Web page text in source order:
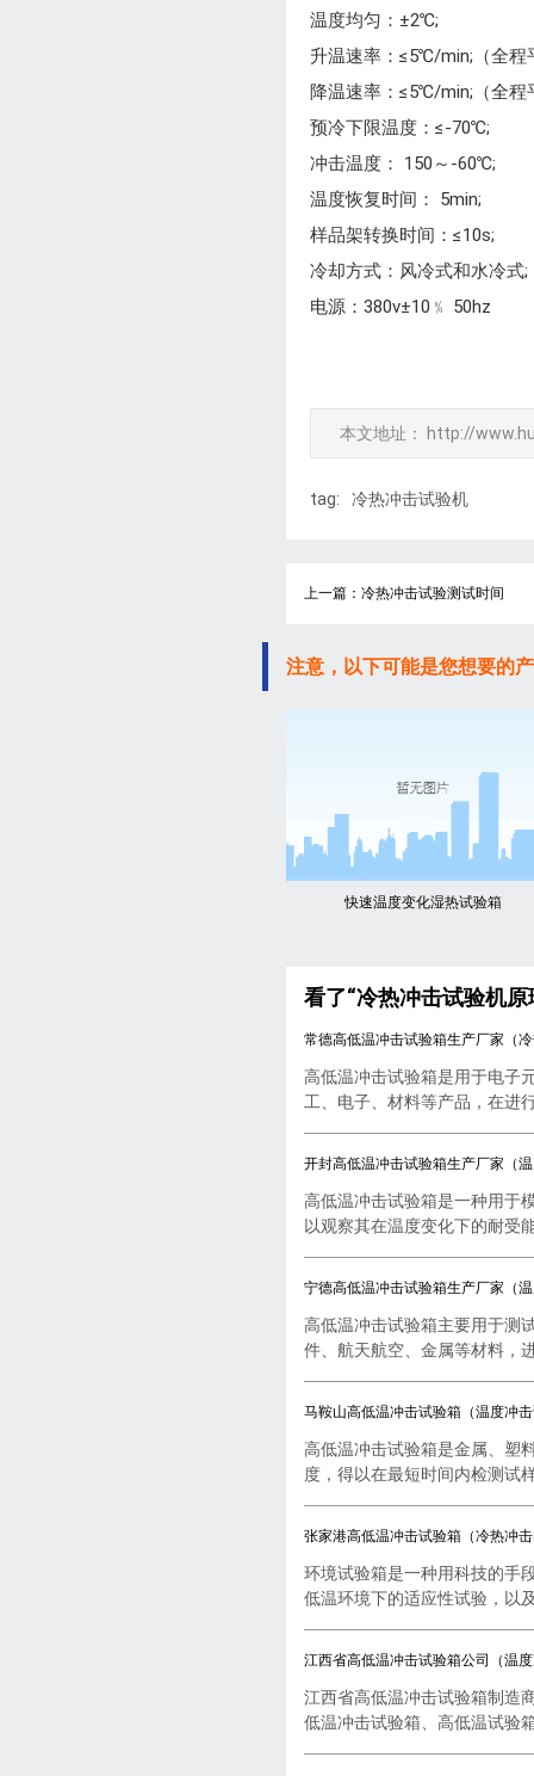
温度均匀：±2℃;
升温速率：≤5℃/min;（全程
降温速率：≤5℃/min;（全程
预冷下限温度：≤-70℃;
冲击温度： 150～-60℃;
温度恢复时间： 5min;
样品架转换时间：≤10s;
冷却方式：风冷式和水冷式;
电源：380v±10﹪ 50hz
本文地址： http://
tag: 冷热冲击试验机
上一篇：冷热冲击试验测试时间
注意，以下可能是您想要的
快速温度变化湿热试验箱
看了“冷热冲击试验机
常德高低温冲击试验箱生产厂家（
高低温冲击试验箱是用于电子
工、电子、材料等产品，在进
开封高低温冲击试验箱生产厂家（
高低温冲击试验箱是一种用于
以观察其在温度变化下的耐受
宁德高低温冲击试验箱生产厂家（
高低温冲击试验箱主要用于测
件、航天航空、金属等材料，
马鞍山高低温冲击试验箱（温度冲
高低温冲击试验箱是金属、塑
度，得以在最短时间内检测试
张家港高低温冲击试验箱（冷热冲
环境试验箱是一种用科技的手
低温环境下的适应性试验，以
江西省高低温冲击试验箱公司（温
江西省高低温冲击试验箱制造
低温冲击试验箱、高低温试验